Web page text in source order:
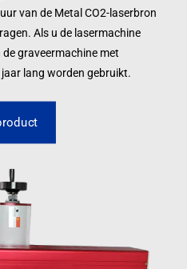
van de Metal CO2-laserbron
Als u de lasermachine
graveermachine met
lang worden gebruikt.